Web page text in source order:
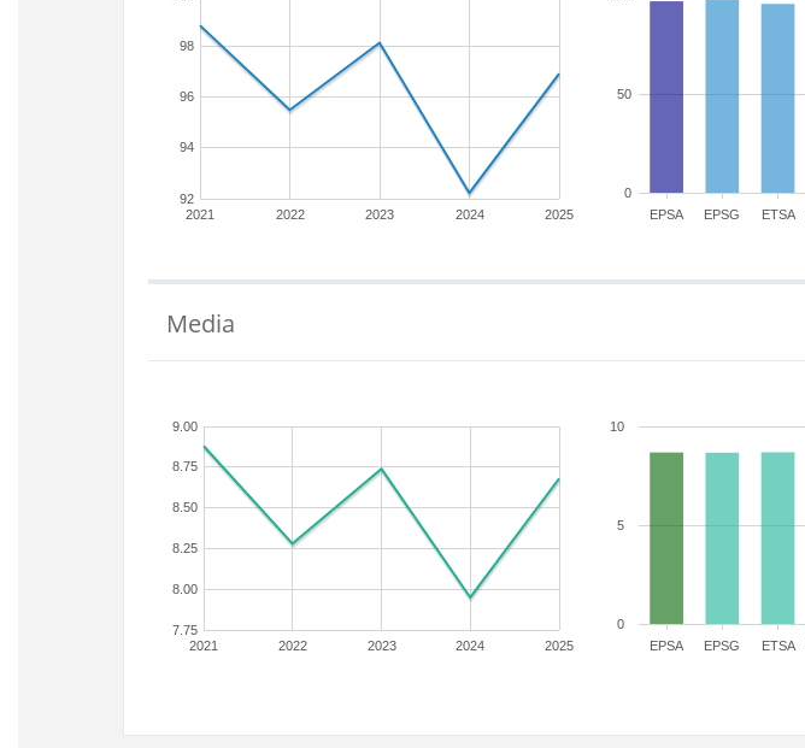
2021 2022 2023 2024 2025
92
94
96
98
EPSA EPSG ETSA
0
50
Media
2021 2022 2023 2024 2025
7.75
8.00
8.25
8.50
8.75
9.00
EPSA EPSG ETSA
0
5
10